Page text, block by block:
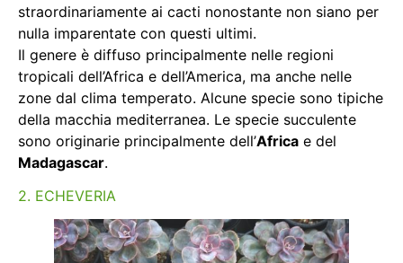
straordinariamente ai cacti nonostante non siano per
nulla imparentate con questi ultimi.
Il genere è diffuso principalmente nelle regioni
tropicali dell’Africa e dell’America, ma anche nelle
zone dal clima temperato. Alcune specie sono tipiche
della macchia mediterranea. Le specie succulente
sono originarie principalmente dell’Africa e del
Madagascar.
2. ECHEVERIA